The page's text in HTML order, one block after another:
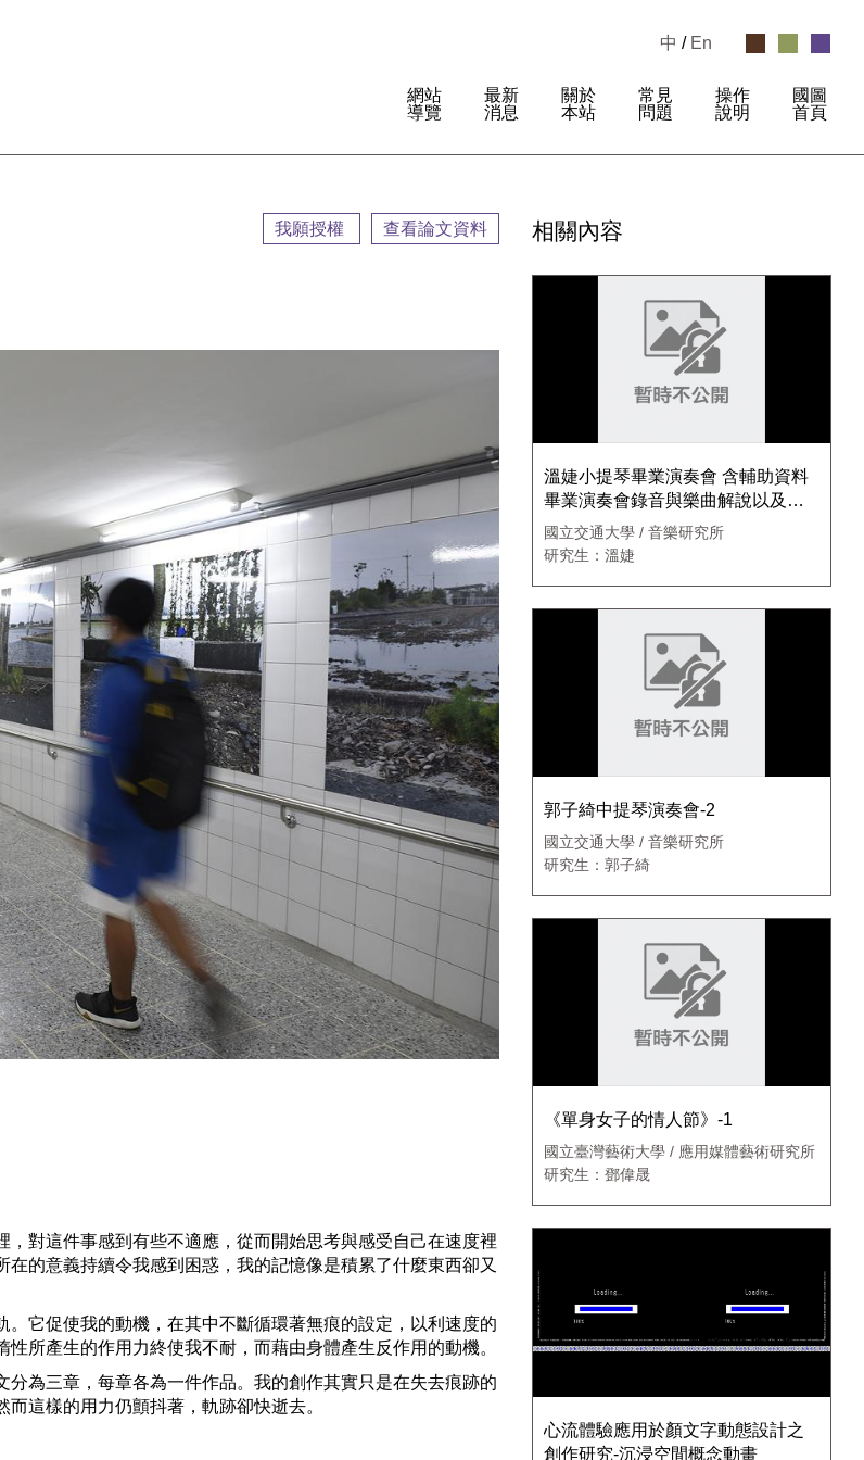
網站
導覽
最新
消息
關於
本站
常見
問題
操作
說明
國圖
首頁
中 / En
我願授權 查看論文資料
對這件事感到有些不適應，從而開始思考與感受自己在速度裡
的意義持續令我感到困惑，我的記憶像是積累了什麼東西卻又
它促使我的動機，在其中不斷循環著無痕的設定，以利速度的
所產生的作用力終使我不耐，而藉由身體產生反作用的動機。
為三章，每章各為一件作品。我的創作其實只是在失去痕跡的
這樣的用力仍顫抖著，軌跡卻快逝去。
相關內容
溫婕小提琴畢業演奏會 含輔助資料
畢業演奏會錄音與樂曲解說以及室
內樂演奏會錄音-1
國立交通大學 / 音樂研究所
研究生：溫婕
郭子綺中提琴演奏會-2
國立交通大學 / 音樂研究所
研究生：郭子綺
《單身女子的情人節》-1
國立臺灣藝術大學 / 應用媒體藝術研究所
研究生：鄧偉晟
心流體驗應用於顏文字動態設計之
創作研究-沉浸空間概念動畫